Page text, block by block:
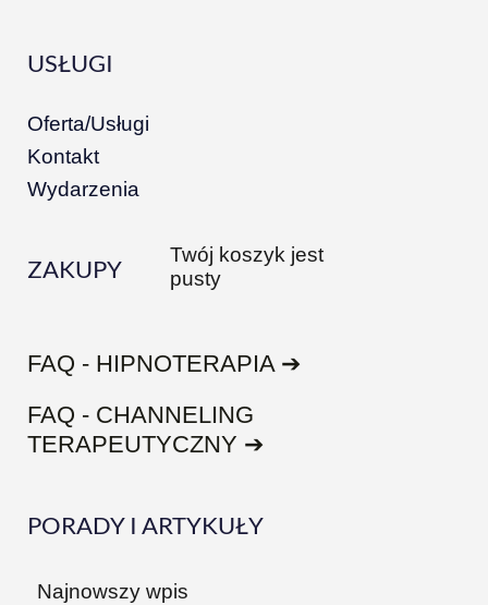
USŁUGI
Oferta/Usługi
Kontakt
Wydarzenia
ZAKUPY
Twój koszyk jest
pusty
FAQ - HIPNOTERAPIA ➔
FAQ - CHANNELING
TERAPEUTYCZNY ➔
PORADY I ARTYKUŁY
Najnowszy wpis